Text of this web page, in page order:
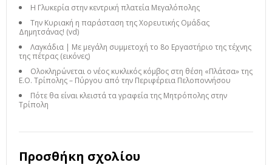
Η Γλυκερία στην κεντρική πλατεία Μεγαλόπολης
Την Κυριακή η παράσταση της Χορευτικής Ομάδας
Δημητσάνας! (vd)
Λαγκάδια | Με μεγάλη συμμετοχή το 8ο Εργαστήριο της τέχνης
της πέτρας (εικόνες)
Ολοκληρώνεται ο νέος κυκλικός κόμβος στη θέση «Πλάτσα» της
Ε.Ο. Τρίπολης – Πύργου από την Περιφέρεια Πελοποννήσου
Πότε θα είναι κλειστά τα γραφεία της Μητρόπολης στην
Τρίπολη
Προσθήκη σχολίου